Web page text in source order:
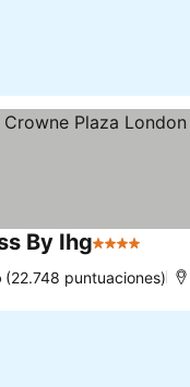
By Ihg4 Estrellas
(22.748 puntuaciones)